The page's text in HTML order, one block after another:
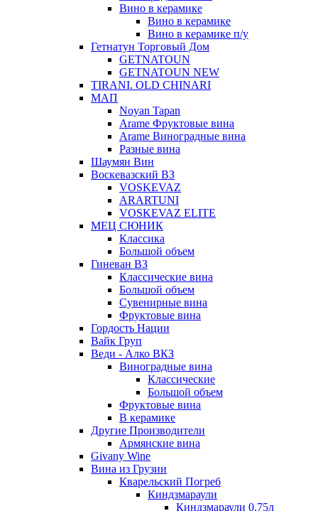
Вино в керамике
Вино в керамике
Вино в керамике п/у
Гетнатун Торговый Дом
GETNATOUN
GETNATOUN NEW
TIRANI. OLD CHINARI
МАП
Noyan Tapan
Arame Фруктовые вина
Arame Виноградные вина
Разные вина
Шаумян Вин
Воскевазский ВЗ
VOSKEVAZ
ARARTUNI
VOSKEVAZ ELITE
МЕЦ СЮНИК
Классика
Большой объем
Гиневан ВЗ
Классические вина
Большой объем
Сувенирные вина
Фруктовые вина
Гордость Нации
Вайк Груп
Веди - Алко ВКЗ
Виноградные вина
Классические
Большой объем
Фруктовые вина
В керамике
Другие Производители
Армянские вина
Givany Wine
Вина из Грузии
Кварельский Погреб
Киндзмараули
Киндзмараули 0,75л